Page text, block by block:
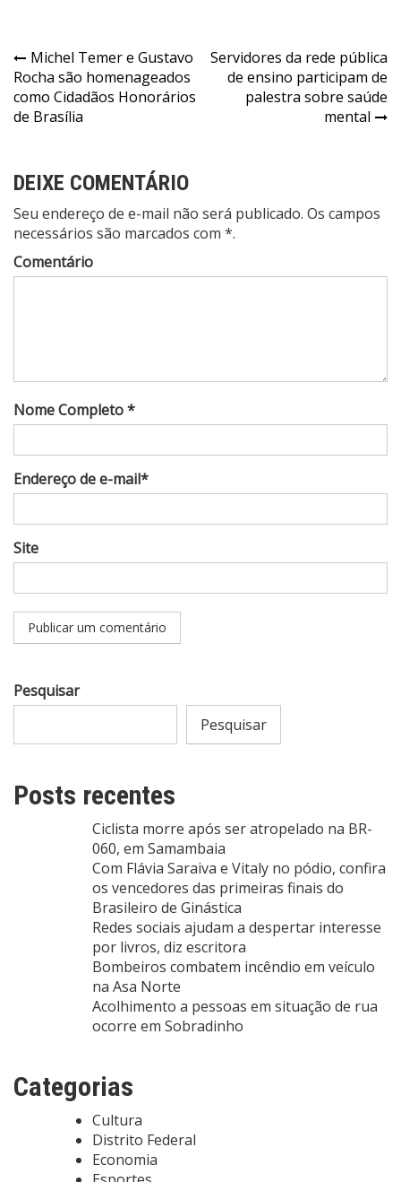
Navegação
de
Post
Michel Temer e Gustavo
Rocha são homenageados
como Cidadãos Honorários
de Brasília
Servidores da rede pública
de ensino participam de
palestra sobre saúde
mental
DEIXE COMENTÁRIO
Seu endereço de e-mail não será publicado. Os campos
necessários são marcados com *.
Comentário
Nome Completo *
Endereço de e-mail*
Site
Pesquisar
Pesquisar
Posts recentes
Ciclista morre após ser atropelado na BR-
060, em Samambaia
Com Flávia Saraiva e Vitaly no pódio, confira
os vencedores das primeiras finais do
Brasileiro de Ginástica
Redes sociais ajudam a despertar interesse
por livros, diz escritora
Bombeiros combatem incêndio em veículo
na Asa Norte
Acolhimento a pessoas em situação de rua
ocorre em Sobradinho
Categorias
Cultura
Distrito Federal
Economia